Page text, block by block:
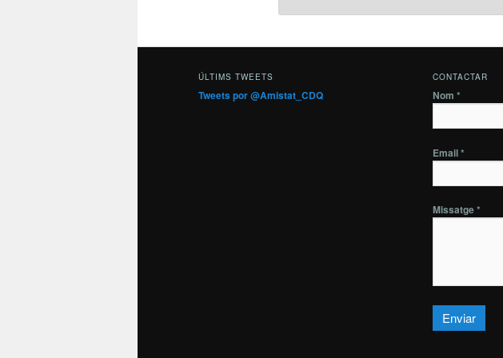
ÚLTIMS TWEETS
Tweets por @Amistat_CDQ
CONTACTAR
Nom *
Email *
Missatge *